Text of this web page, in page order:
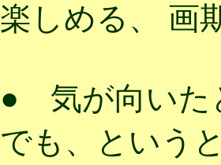
楽しめる、 画
● 気が向いた
でも、という